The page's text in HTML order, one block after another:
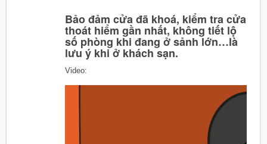
Bảo đảm cửa đã khoá, kiểm tra cửa
thoát hiểm gần nhất, không tiết lộ
số phòng khi đang ở sảnh lớn…là
lưu ý khi ở khách sạn.
Video: